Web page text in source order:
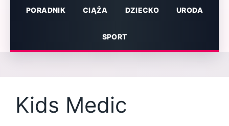
PORADNIK CIĄŻA DZIECKO URODA
SPORT
Kids Medic